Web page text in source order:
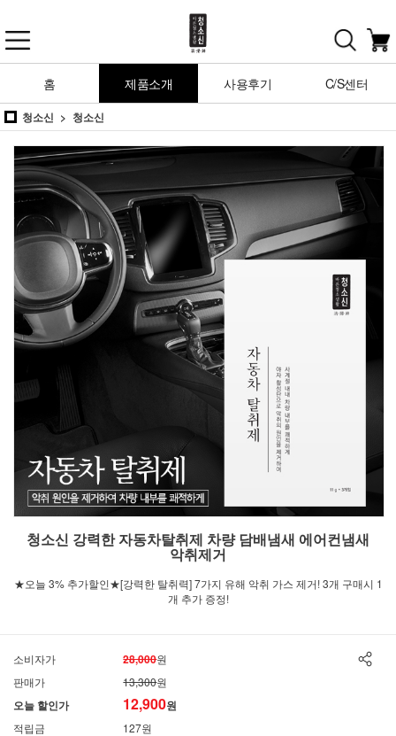
홈 제품소개 사용후기 C/S센터
청소신 청소신
청소신 강력한 자동차탈취제 차량 담배냄새 에어컨냄새
악취제거
★오늘 3% 추가할인★[강력한 탈취력] 7가지 유해 악취 가스 제거! 3개 구매시 1
개 추가 증정!
소비자가 28,000원
판매가
13,300원
오늘 할인가 12,900원
적립금
127원